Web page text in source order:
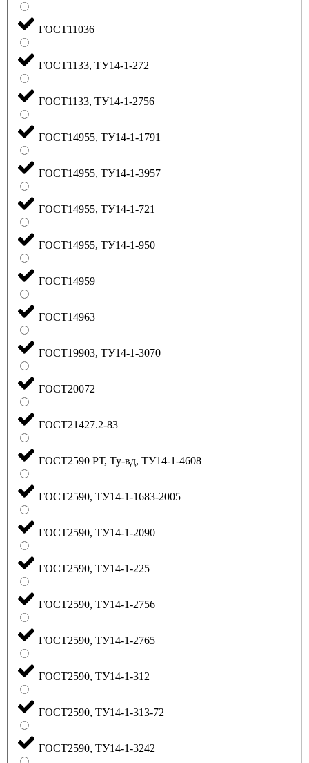
ГОСТ11036
ГОСТ1133, ТУ14-1-272
ГОСТ1133, ТУ14-1-2756
ГОСТ14955, ТУ14-1-1791
ГОСТ14955, ТУ14-1-3957
ГОСТ14955, ТУ14-1-721
ГОСТ14955, ТУ14-1-950
ГОСТ14959
ГОСТ14963
ГОСТ19903, ТУ14-1-3070
ГОСТ20072
ГОСТ21427.2-83
ГОСТ2590 РТ, Ту-вд, ТУ14-1-4608
ГОСТ2590, ТУ14-1-1683-2005
ГОСТ2590, ТУ14-1-2090
ГОСТ2590, ТУ14-1-225
ГОСТ2590, ТУ14-1-2756
ГОСТ2590, ТУ14-1-2765
ГОСТ2590, ТУ14-1-312
ГОСТ2590, ТУ14-1-313-72
ГОСТ2590, ТУ14-1-3242